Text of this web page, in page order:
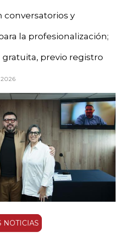
conversatorios y
la profesionalización;
gratuita, previo registro
2026
NOTICIAS